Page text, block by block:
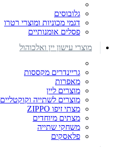
גלובוסים
דגמי מכוניות ומוצרי רטרו
פסלים אומנותיים
מוצרי עישון יין ואלכוהול
גריינדרים מקססות
מאפרות
מוצרים ליין
מוצרים לשתייה וקוקטליים
מצתי זיפו ZIPPO
מצתים מיוחדים
משחקי שתייה
פלאסקים